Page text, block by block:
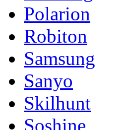
Polarion
Robiton
Samsung
Sanyo
Skilhunt
Soshine